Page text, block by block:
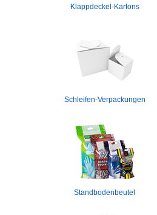
Klappdeckel-Kartons
Schleifen-Verpackungen
Standbodenbeutel